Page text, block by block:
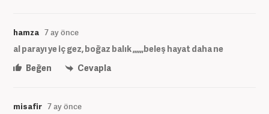
hamza 7 ay önce
al parayı ye iç gez, boğaz balık ,,,,,,beleş hayat daha ne
Beğen
Cevapla
misafir 7 ay önce